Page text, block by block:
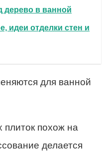
дерево в ванной
идеи отделки стен и
плиток похож на
делается